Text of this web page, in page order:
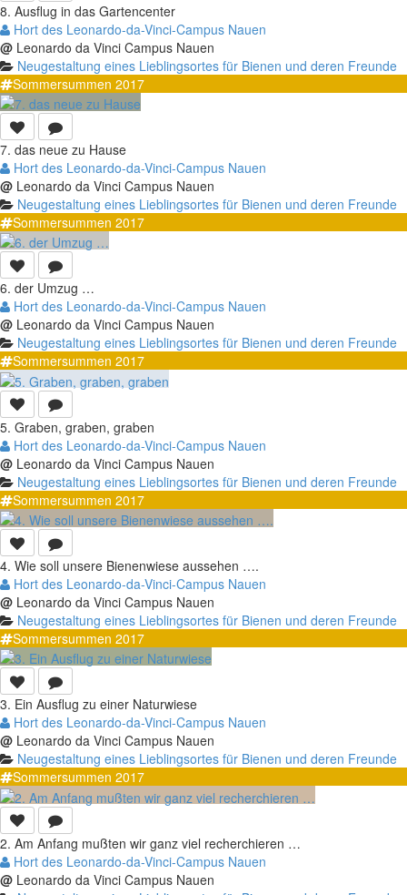
8. Ausflug in das Gartencenter
Hort des Leonardo-da-Vinci-Campus Nauen
@ Leonardo da Vinci Campus Nauen
Neugestaltung eines Lieblingsortes für Bienen und deren Freunde
Sommersummen 2017
7. das neue zu Hause
Hort des Leonardo-da-Vinci-Campus Nauen
@ Leonardo da Vinci Campus Nauen
Neugestaltung eines Lieblingsortes für Bienen und deren Freunde
Sommersummen 2017
6. der Umzug …
Hort des Leonardo-da-Vinci-Campus Nauen
@ Leonardo da Vinci Campus Nauen
Neugestaltung eines Lieblingsortes für Bienen und deren Freunde
Sommersummen 2017
5. Graben, graben, graben
Hort des Leonardo-da-Vinci-Campus Nauen
@ Leonardo da Vinci Campus Nauen
Neugestaltung eines Lieblingsortes für Bienen und deren Freunde
Sommersummen 2017
4. Wie soll unsere Bienenwiese aussehen ….
Hort des Leonardo-da-Vinci-Campus Nauen
@ Leonardo da Vinci Campus Nauen
Neugestaltung eines Lieblingsortes für Bienen und deren Freunde
Sommersummen 2017
3. Ein Ausflug zu einer Naturwiese
Hort des Leonardo-da-Vinci-Campus Nauen
@ Leonardo da Vinci Campus Nauen
Neugestaltung eines Lieblingsortes für Bienen und deren Freunde
Sommersummen 2017
2. Am Anfang mußten wir ganz viel recherchieren …
Hort des Leonardo-da-Vinci-Campus Nauen
@ Leonardo da Vinci Campus Nauen